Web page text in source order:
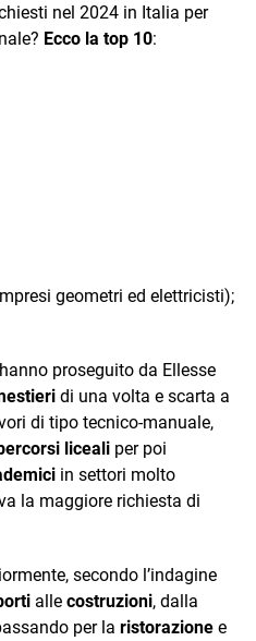
nel 2024 in Italia per
Ecco la top 10:
geometri ed elettricisti);
proseguito da Ellesse
di una volta e scarta a
di tipo tecnico-manuale,
liceali per poi
in settori molto
la maggiore richiesta di
secondo l’indagine
alle costruzioni, dalla
per la ristorazione e